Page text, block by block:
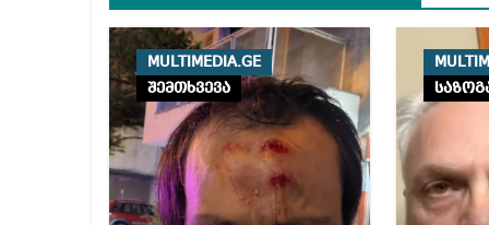
MULTIMEDIA.GE
შემთხვევა